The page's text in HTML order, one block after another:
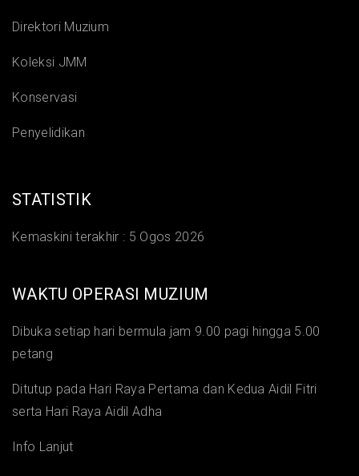
Direktori Muzium
Koleksi JMM
Konservasi
Penyelidikan
STATISTIK
Kemaskini terakhir : 5 Ogos 2026
WAKTU OPERASI MUZIUM
Dibuka setiap hari bermula jam 9.00 pagi hingga 5.00
petang
Ditutup pada Hari Raya Pertama dan Kedua Aidil Fitri
serta Hari Raya Aidil Adha
Info Lanjut